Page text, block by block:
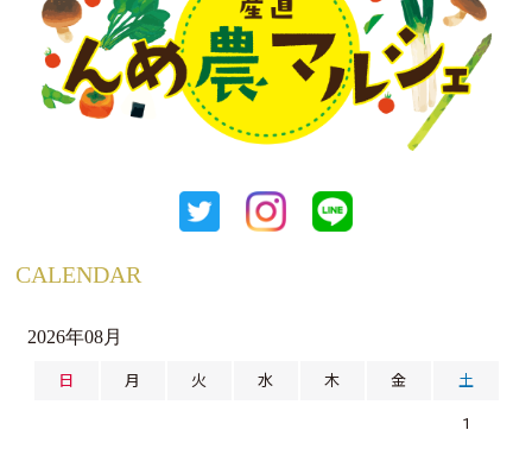
CALENDAR
2026年08月
日 月 火 水 木 金 土
1